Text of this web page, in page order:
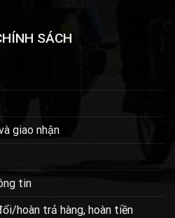
SÁCH
giao nhận
tin
hoàn trả hàng, hoàn tiền